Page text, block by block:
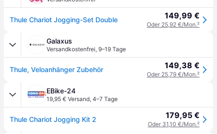
Thule Chariot Jogging-Set Double 149,99 €
Oder 25,92 €/Mon.²
Galaxus
Versandkostenfrei, 9–19 Tage
Thule, Veloanhänger Zubehör 149,38 €
Oder 25,79 €/Mon.²
EBike-24
19,95 € Versand, 4–7 Tage
Thule Chariot Jogging Kit 2 179,95 €
Oder 31,10 €/Mon.²